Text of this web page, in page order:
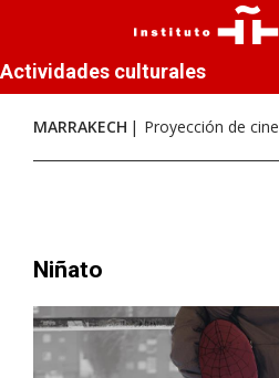
Actividades culturales
MARRAKECH Proyección de cine
Niñato